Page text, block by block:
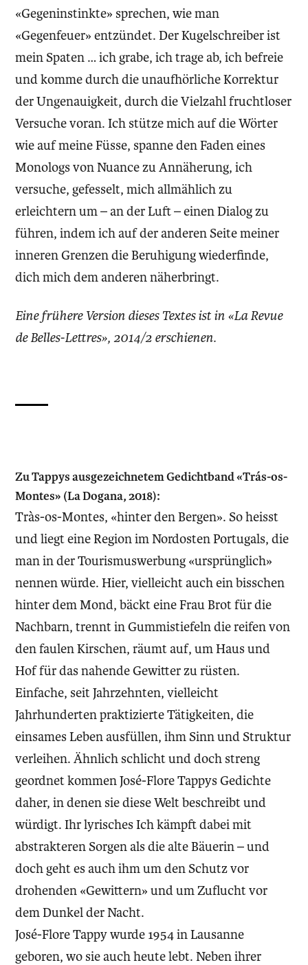
«Gegeninstinkte» sprechen, wie man
«Gegenfeuer» entzündet. Der Kugelschreiber ist
mein Spaten … ich grabe, ich trage ab, ich befreie
und komme durch die unaufhörliche Korrektur
der Ungenauigkeit, durch die Vielzahl fruchtloser
Versuche voran. Ich stütze mich auf die Wörter
wie auf meine Füsse, spanne den Faden eines
Monologs von Nuance zu Annäherung, ich
versuche, gefesselt, mich allmählich zu
erleichtern um – an der Luft – einen Dialog zu
führen, indem ich auf der anderen Seite meiner
inneren Grenzen die Beruhigung wiederfinde,
dich mich dem anderen näherbringt.
Eine frühere Version dieses Textes ist in «La Revue
de Belles-Lettres», 2014/2 erschienen.
Zu Tappys ausgezeichnetem Gedichtband «Trás-os-
Montes» (La Dogana, 2018):
Tràs-os-Montes, «hinter den Bergen». So heisst
und liegt eine Region im Nordosten Portugals, die
man in der Tourismuswerbung «ursprünglich»
nennen würde. Hier, vielleicht auch ein bisschen
hinter dem Mond, bäckt eine Frau Brot für die
Nachbarn, trennt in Gummistiefeln die reifen von
den faulen Kirschen, räumt auf, um Haus und
Hof für das nahende Gewitter zu rüsten.
Einfache, seit Jahrzehnten, vielleicht
Jahrhunderten praktizierte Tätigkeiten, die
einsames Leben ausfüllen, ihm Sinn und Struktur
verleihen. Ähnlich schlicht und doch streng
geordnet kommen José-Flore Tappys Gedichte
daher, in denen sie diese Welt beschreibt und
würdigt. Ihr lyrisches Ich kämpft dabei mit
abstrakteren Sorgen als die alte Bäuerin – und
doch geht es auch ihm um den Schutz vor
drohenden «Gewittern» und um Zuflucht vor
dem Dunkel der Nacht.
José-Flore Tappy wurde 1954 in Lausanne
geboren, wo sie auch heute lebt. Neben ihrer